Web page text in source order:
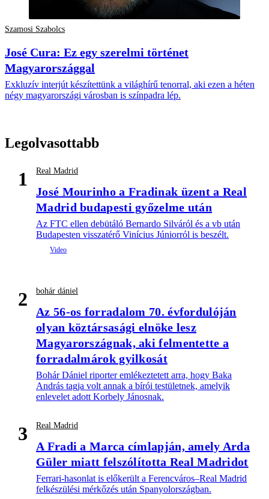
Szamosi Szabolcs
José Cura: Ez egy szerelmi történet
Magyarországgal
Exkluzív interjút készítettünk a világhírű tenorral, aki ezen a héten
négy magyarországi városban is színpadra lép.
Legolvasottabb
1 Real Madrid
José Mourinho a Fradinak üzent a Real
Madrid budapesti győzelme után
Az FTC ellen debütáló Bernardo Silváról és a vb után
Budapesten visszatérő Vinícius Júniorról is beszélt.
2 bohár dániel
Az 56-os forradalom 70. évfordulóján
olyan köztársasági elnöke lesz
Magyarországnak, aki felmentette a
forradalmárok gyilkosát
Bohár Dániel riporter emlékeztetett arra, hogy Baka
András tagja volt annak a bírói testületnek, amelyik
enlevelet adott Korbely Jánosnak.
3 Real Madrid
A Fradi a Marca címlapján, amely Arda
Güler miatt felszólította Real Madridot
Ferrari-hasonlat is előkerült a Ferencváros–Real Madrid
felkészülési mérkőzés után Spanyolországban.